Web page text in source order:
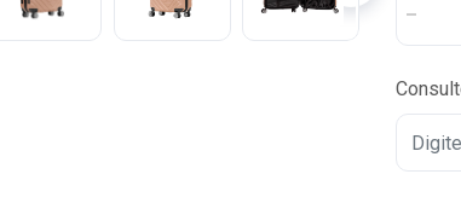
4x
5x